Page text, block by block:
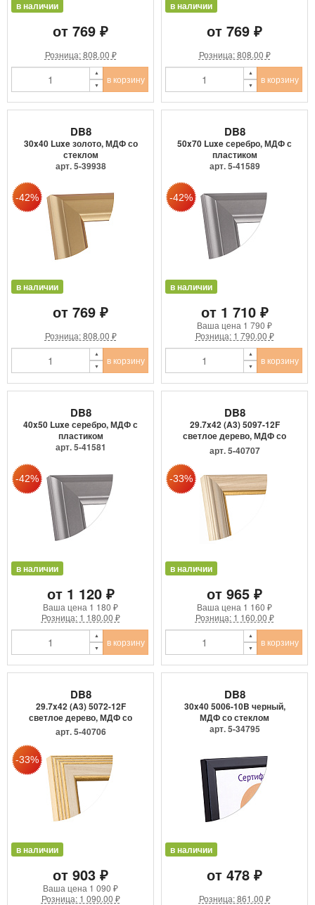
в наличии
от 769 ₽
Розница: 808.00 ₽
в корзину
в наличии
от 769 ₽
Розница: 808.00 ₽
в корзину
DB8
30x40 Luxe золото, МДФ со
стеклом
арт. 5-39938
в наличии
от 769 ₽
Розница: 808.00 ₽
в корзину
DB8
50x70 Luxe серебро, МДФ с
пластиком
арт. 5-41589
в наличии
от 1 710 ₽
Ваша цена 1 790 ₽
Розница: 1 790.00 ₽
в корзину
DB8
40x50 Luxe серебро, МДФ с
пластиком
арт. 5-41581
в наличии
от 1 120 ₽
Ваша цена 1 180 ₽
Розница: 1 180.00 ₽
в корзину
DB8
29.7x42 (A3) 5097-12F
светлое дерево, МДФ со
сте...
арт. 5-40707
в наличии
от 965 ₽
Ваша цена 1 160 ₽
Розница: 1 160.00 ₽
в корзину
DB8
29.7x42 (A3) 5072-12F
светлое дерево, МДФ со
сте...
арт. 5-40706
в наличии
от 903 ₽
Ваша цена 1 090 ₽
Розница: 1 090.00 ₽
DB8
30x40 5006-10B черный,
МДФ со стеклом
арт. 5-34795
в наличии
от 478 ₽
Розница: 861.00 ₽